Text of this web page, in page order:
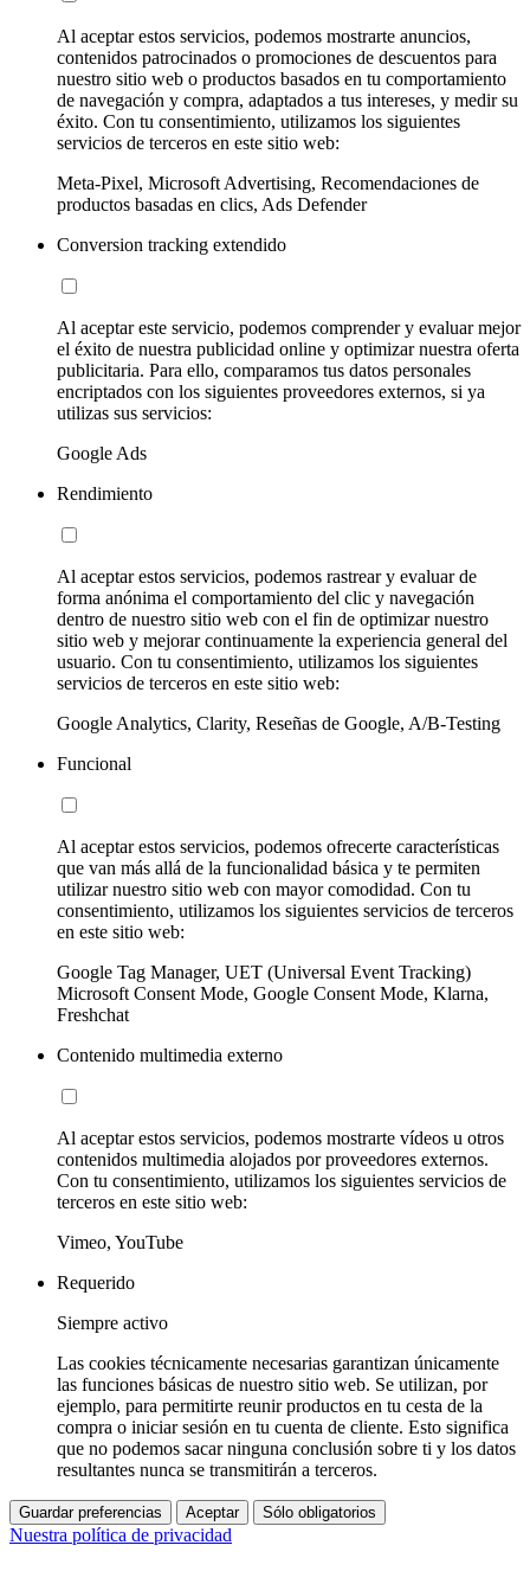
Al aceptar estos servicios, podemos mostrarte anuncios,
contenidos patrocinados o promociones de descuentos para
nuestro sitio web o productos basados en tu comportamiento
de navegación y compra, adaptados a tus intereses, y medir su
éxito. Con tu consentimiento, utilizamos los siguientes
servicios de terceros en este sitio web:
Meta-Pixel, Microsoft Advertising, Recomendaciones de
productos basadas en clics, Ads Defender
Conversion tracking extendido
Al aceptar este servicio, podemos comprender y evaluar mejor
el éxito de nuestra publicidad online y optimizar nuestra oferta
publicitaria. Para ello, comparamos tus datos personales
encriptados con los siguientes proveedores externos, si ya
utilizas sus servicios:
Google Ads
Rendimiento
Al aceptar estos servicios, podemos rastrear y evaluar de
forma anónima el comportamiento del clic y navegación
dentro de nuestro sitio web con el fin de optimizar nuestro
sitio web y mejorar continuamente la experiencia general del
usuario. Con tu consentimiento, utilizamos los siguientes
servicios de terceros en este sitio web:
Google Analytics, Clarity, Reseñas de Google, A/B-Testing
Funcional
Al aceptar estos servicios, podemos ofrecerte características
que van más allá de la funcionalidad básica y te permiten
utilizar nuestro sitio web con mayor comodidad. Con tu
consentimiento, utilizamos los siguientes servicios de terceros
en este sitio web:
Google Tag Manager, UET (Universal Event Tracking)
Microsoft Consent Mode, Google Consent Mode, Klarna,
Freshchat
Contenido multimedia externo
Al aceptar estos servicios, podemos mostrarte vídeos u otros
contenidos multimedia alojados por proveedores externos.
Con tu consentimiento, utilizamos los siguientes servicios de
terceros en este sitio web:
Vimeo, YouTube
Requerido
Siempre activo
Las cookies técnicamente necesarias garantizan únicamente
las funciones básicas de nuestro sitio web. Se utilizan, por
ejemplo, para permitirte reunir productos en tu cesta de la
compra o iniciar sesión en tu cuenta de cliente. Esto significa
que no podemos sacar ninguna conclusión sobre ti y los datos
resultantes nunca se transmitirán a terceros.
Guardar preferencias Aceptar Sólo obligatorios
Nuestra política de privacidad